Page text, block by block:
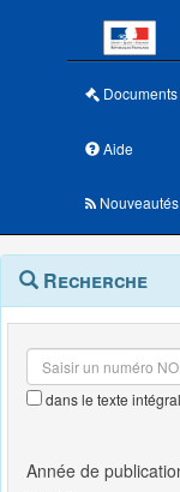
Aide
Nouveautés
Navigation
outils
Menu
contextuel
Recherche
dans le texte